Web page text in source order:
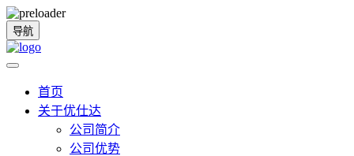
导航
首页
关于优仕达
公司简介
公司优势